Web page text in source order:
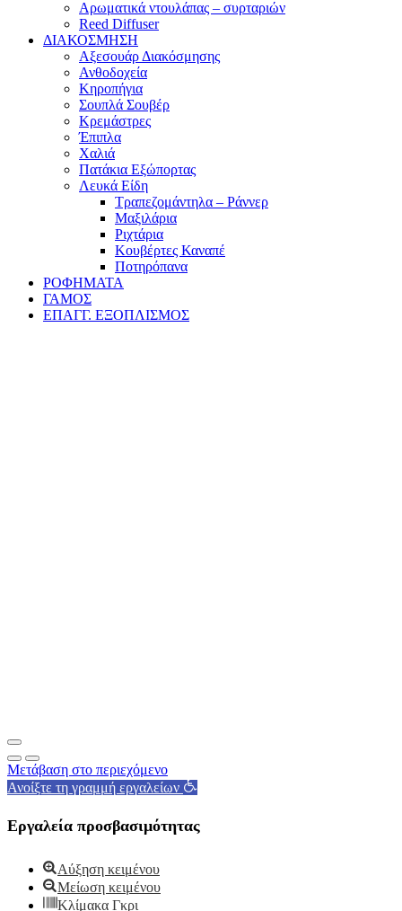
Αρωματικά ντουλάπας – συρταριών
Reed Diffuser
ΔΙΑΚΟΣΜΗΣΗ
Αξεσουάρ Διακόσμησης
Ανθοδοχεία
Κηροπήγια
Σουπλά Σουβέρ
Κρεμάστρες
Έπιπλα
Χαλιά
Πατάκια Εξώπορτας
Λευκά Είδη
Τραπεζομάντηλα – Ράννερ
Μαξιλάρια
Ριχτάρια
Κουβέρτες Καναπέ
Ποτηρόπανα
ΡΟΦΗΜΑΤΑ
ΓΑΜΟΣ
ΕΠΑΓΓ. ΕΞΟΠΛΙΣΜΟΣ
Μετάβαση στο περιεχόμενο
Ανοίξτε τη γραμμή εργαλείων
Εργαλεία προσβασιμότητας
Αύξηση κειμένου
Μείωση κειμένου
Κλίμακα Γκρι